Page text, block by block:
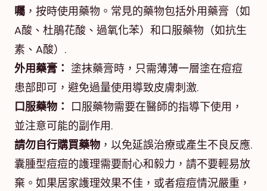
囑 ，按時使用藥物。常見的藥物包括外用藥膏（如
A酸、杜鵑花酸、過氧化苯）和口服藥物（如抗生
素、A酸）.
外用藥膏： 塗抹藥膏時，只需薄薄一層塗在痘痘
患部即可，避免過量使用導致皮膚刺激.
口服藥物： 口服藥物需要在醫師的指導下使用，
並注意可能的副作用.
請勿自行購買藥物 ，以免延誤治療或產生不良反應.
囊腫型痘痘的護理需要耐心和毅力，請不要輕易放
棄。如果居家護理效果不佳，或者痘痘情況嚴重，